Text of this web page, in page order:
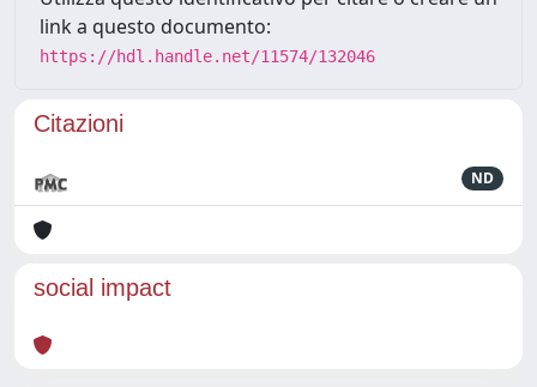
link a questo documento:
https://hdl.handle.net/11574/132046
Citazioni
ND
social impact